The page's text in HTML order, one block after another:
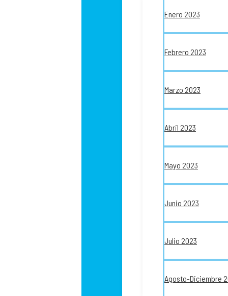
Enero 2023
Febrero 2023
Marzo 2023
Abril 2023
Mayo 2023
Junio 2023
Julio 2023
Agosto-Diciembre